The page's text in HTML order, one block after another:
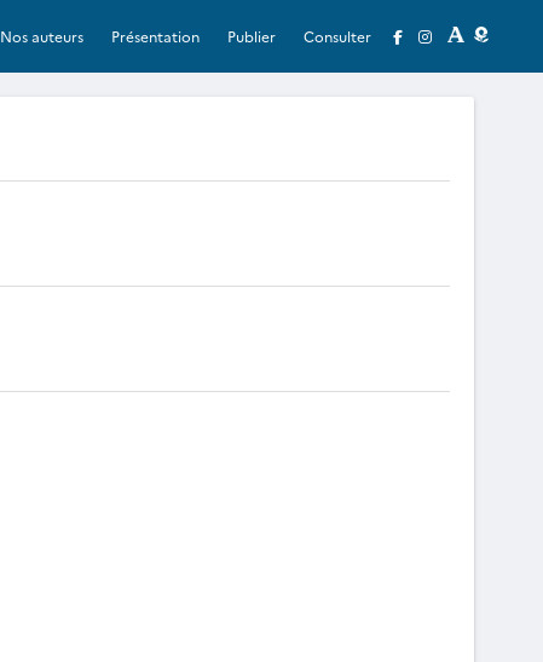
Nos auteurs Présentation Publier Consulter